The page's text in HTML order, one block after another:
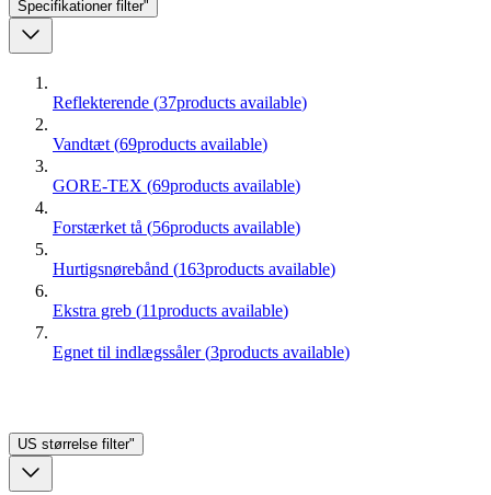
Specifikationer filter"
Reflekterende (37products available)
Vandtæt (69products available)
GORE-TEX (69products available)
Forstærket tå (56products available)
Hurtigsnørebånd (163products available)
Ekstra greb (11products available)
Egnet til indlægssåler (3products available)
US størrelse filter"